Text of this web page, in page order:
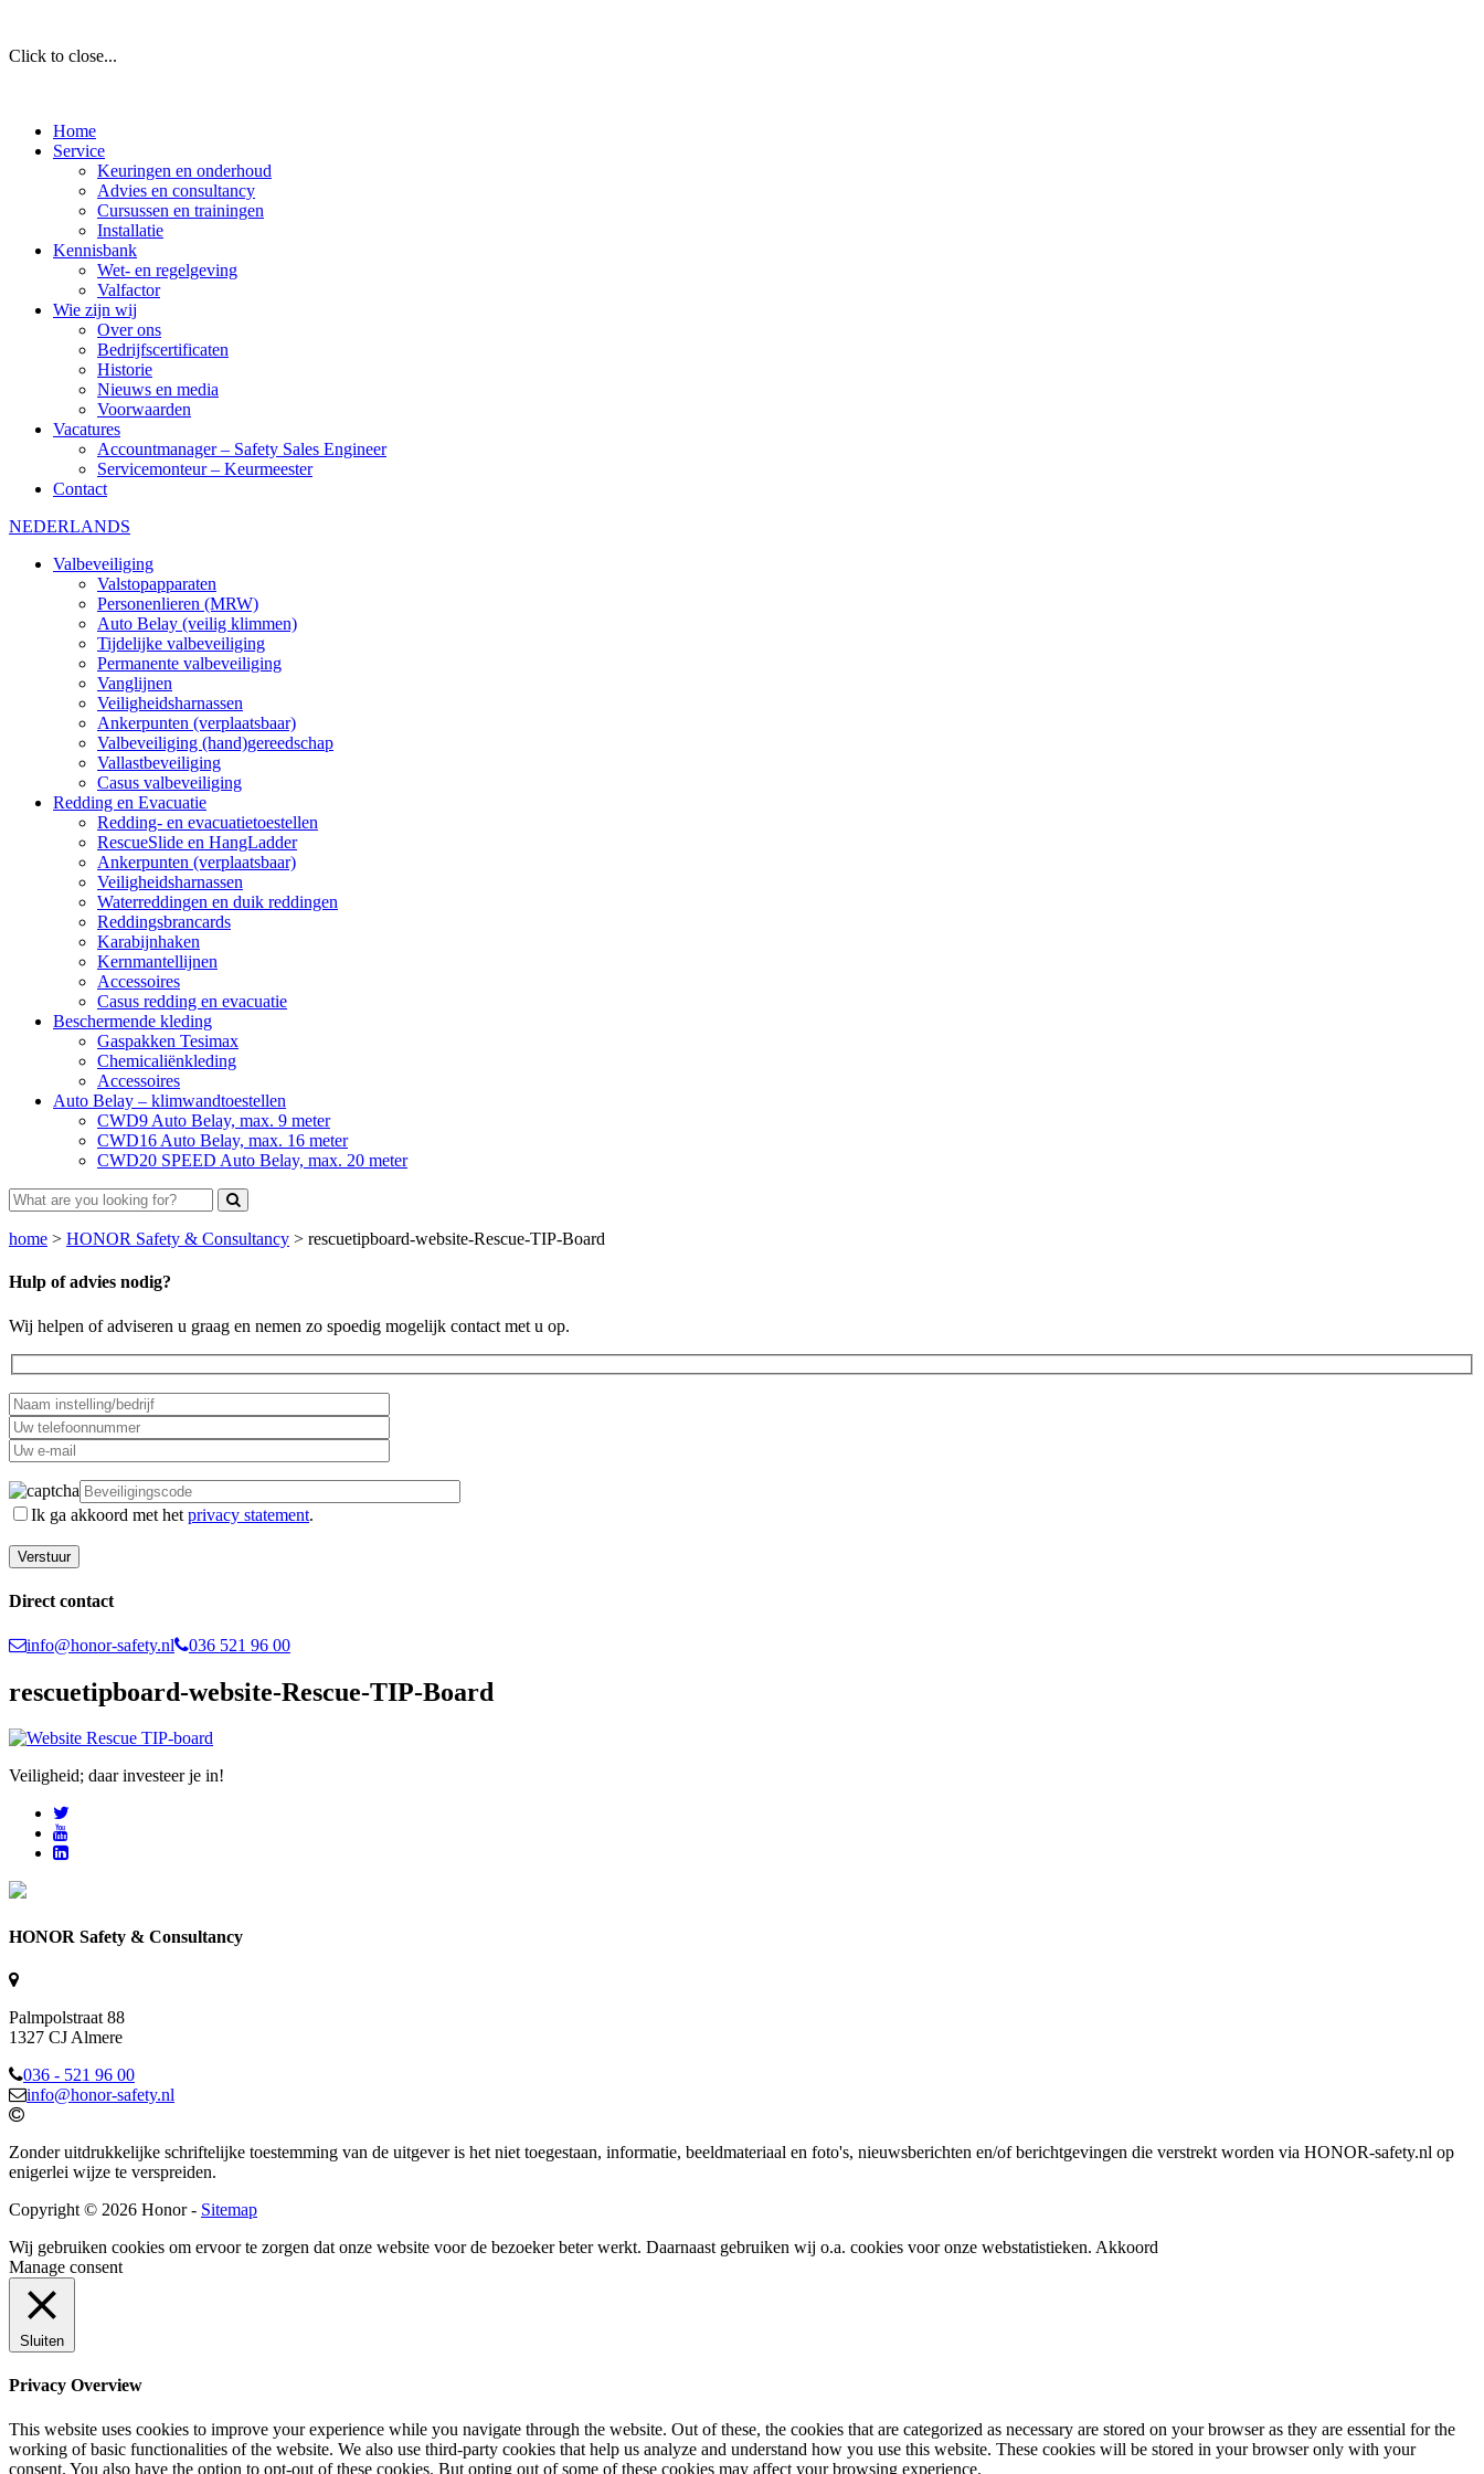
Click to close...
Home
Service
Keuringen en onderhoud
Advies en consultancy
Cursussen en trainingen
Installatie
Kennisbank
Wet- en regelgeving
Valfactor
Wie zijn wij
Over ons
Bedrijfscertificaten
Historie
Nieuws en media
Voorwaarden
Vacatures
Accountmanager – Safety Sales Engineer
Servicemonteur – Keurmeester
Contact
NEDERLANDS
Valbeveiliging
Valstopapparaten
Personenlieren (MRW)
Auto Belay (veilig klimmen)
Tijdelijke valbeveiliging
Permanente valbeveiliging
Vanglijnen
Veiligheidsharnassen
Ankerpunten (verplaatsbaar)
Valbeveiliging (hand)gereedschap
Vallastbeveiliging
Casus valbeveiliging
Redding en Evacuatie
Redding- en evacuatietoestellen
RescueSlide en HangLadder
Ankerpunten (verplaatsbaar)
Veiligheidsharnassen
Waterreddingen en duik reddingen
Reddingsbrancards
Karabijnhaken
Kernmantellijnen
Accessoires
Casus redding en evacuatie
Beschermende kleding
Gaspakken Tesimax
Chemicaliënkleding
Accessoires
Auto Belay – klimwandtoestellen
CWD9 Auto Belay, max. 9 meter
CWD16 Auto Belay, max. 16 meter
CWD20 SPEED Auto Belay, max. 20 meter
home > HONOR Safety & Consultancy > rescuetipboard-website-Rescue-TIP-Board
Hulp of advies nodig?
Wij helpen of adviseren u graag en nemen zo spoedig mogelijk contact met u op.
Ik ga akkoord met het privacy statement.
Direct contact
info@honor-safety.nl 036 521 96 00
rescuetipboard-website-Rescue-TIP-Board
Veiligheid; daar investeer je in!
HONOR Safety & Consultancy
Palmpolstraat 88
1327 CJ Almere
036 - 521 96 00
info@honor-safety.nl
Zonder uitdrukkelijke schriftelijke toestemming van de uitgever is het niet toegestaan, informatie, beeldmateriaal en foto's, nieuwsberichten en/of berichtgevingen die verstrekt worden via HONOR-safety.nl op
enigerlei wijze te verspreiden.
Copyright © 2026 Honor - Sitemap
Wij gebruiken cookies om ervoor te zorgen dat onze website voor de bezoeker beter werkt. Daarnaast gebruiken wij o.a. cookies voor onze webstatistieken. Akkoord
Manage consent
Sluiten
Privacy Overview
This website uses cookies to improve your experience while you navigate through the website. Out of these, the cookies that are categorized as necessary are stored on your browser as they are essential for the
working of basic functionalities of the website. We also use third-party cookies that help us analyze and understand how you use this website. These cookies will be stored in your browser only with your
consent. You also have the option to opt-out of these cookies. But opting out of some of these cookies may affect your browsing experience.